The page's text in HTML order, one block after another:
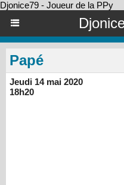
Djonice79 - Joueur de la PPy
Papé
Jeudi 14 mai 2020
18h20